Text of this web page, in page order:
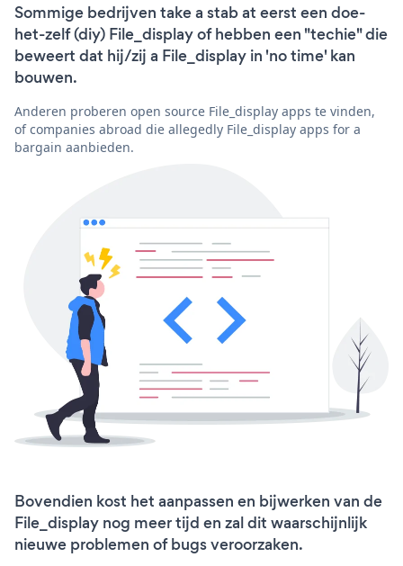
Sommige bedrijven take a stab at eerst een doe-
het-zelf (diy) File_display of hebben een "techie" die
beweert dat hij/zij a File_display in 'no time' kan
bouwen.
Anderen proberen open source File_display apps te vinden,
of companies abroad die allegedly File_display apps for a
bargain aanbieden.
Bovendien kost het aanpassen en bijwerken van de
File_display nog meer tijd en zal dit waarschijnlijk
nieuwe problemen of bugs veroorzaken.